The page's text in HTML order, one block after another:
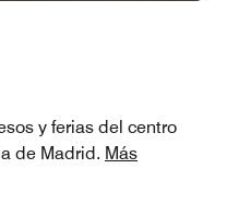
y ferias del centro
de Madrid. Más